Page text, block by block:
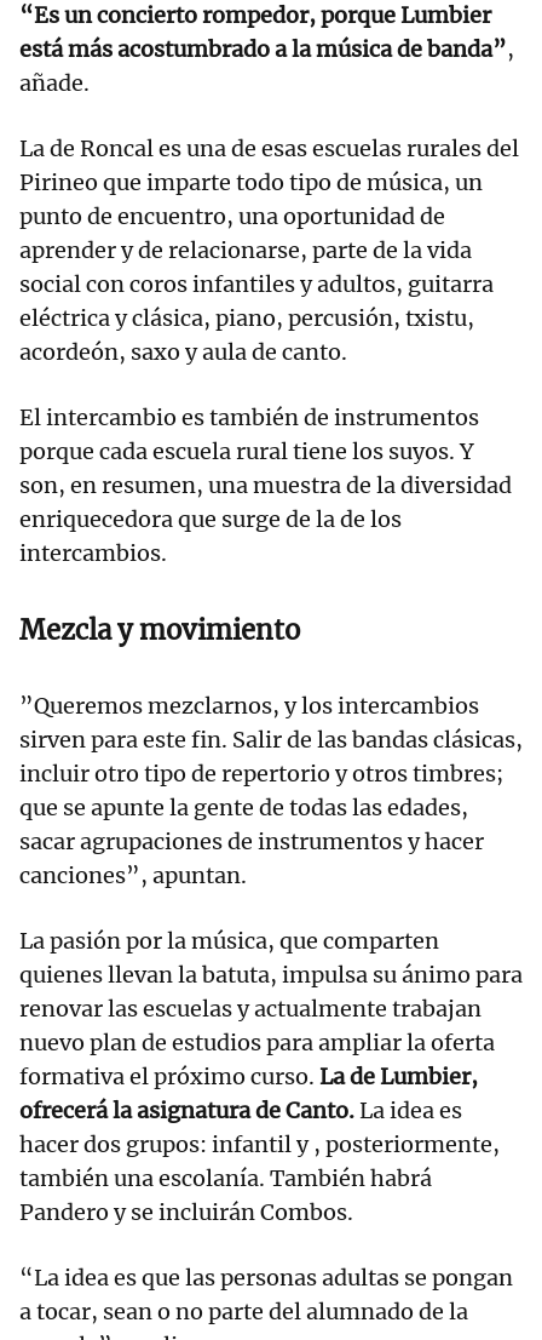
“Es un concierto rompedor, porque Lumbier
está más acostumbrado a la música de banda”,
añade.
La de Roncal es una de esas escuelas rurales del
Pirineo que imparte todo tipo de música, un
punto de encuentro, una oportunidad de
aprender y de relacionarse, parte de la vida
social con coros infantiles y adultos, guitarra
eléctrica y clásica, piano, percusión, txistu,
acordeón, saxo y aula de canto.
El intercambio es también de instrumentos
porque cada escuela rural tiene los suyos. Y
son, en resumen, una muestra de la diversidad
enriquecedora que surge de la de los
intercambios.
Mezcla y movimiento
”Queremos mezclarnos, y los intercambios
sirven para este fin. Salir de las bandas clásicas,
incluir otro tipo de repertorio y otros timbres;
que se apunte la gente de todas las edades,
sacar agrupaciones de instrumentos y hacer
canciones”, apuntan.
La pasión por la música, que comparten
quienes llevan la batuta, impulsa su ánimo para
renovar las escuelas y actualmente trabajan
nuevo plan de estudios para ampliar la oferta
formativa el próximo curso. La de Lumbier,
ofrecerá la asignatura de Canto.La idea es
hacer dos grupos: infantil y , posteriormente,
también una escolanía. También habrá
Pandero y se incluirán Combos.
“La idea es que las personas adultas se pongan
a tocar, sean o no parte del alumnado de la